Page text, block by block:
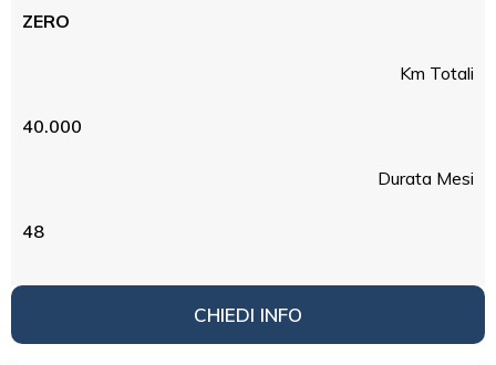
ZERO
Km Totali
40.000
Durata Mesi
48
CHIEDI INFO